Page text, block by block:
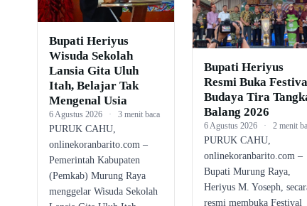
Bupati Heriyus
Wisuda Sekolah
Lansia Gita Uluh
Itah, Belajar Tak
Mengenal Usia
6 Agustus 2026 · 3 menit baca
PURUK CAHU,
onlinekoranbarito.com –
Pemerintah Kabupaten
(Pemkab) Murung Raya
menggelar Wisuda Sekolah
Bupati Heriyus
Resmi Buka
Budaya Tira
Balang 2026
6 Agustus 2026 · 2 menit
PURUK CAHU,
onlinekoranbarito.com –
Bupati Murung Raya,
Heriyus M. Yoseph,
resmi membuka Festival